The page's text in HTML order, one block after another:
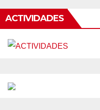
ACTIVIDADES